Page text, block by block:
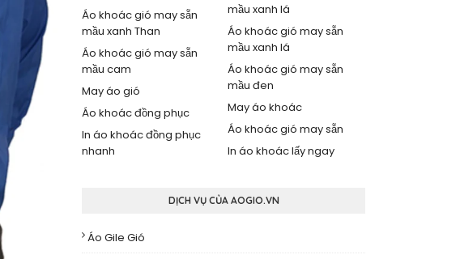
mầu xanh lá
Áo khoác gió may sẵn
mầu xanh Than
Áo khoác gió may sẵn
mầu xanh lá
Áo khoác gió may sẵn
mầu cam
Áo khoác gió may sẵn
mầu đen
May áo gió
May áo khoác
Áo khoác đồng phục
Áo khoác gió may sẵn
In áo khoác đồng phục
nhanh
In áo khoác lấy ngay
DỊCH VỤ CỦA AOGIO.VN
Áo Gile Gió